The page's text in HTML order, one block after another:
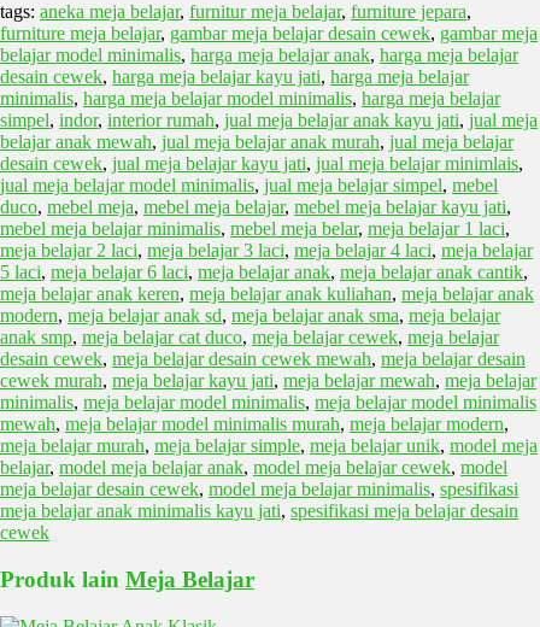
tags: aneka meja belajar, furnitur meja belajar, furniture jepara,
furniture meja belajar, gambar meja belajar desain cewek, gambar meja
belajar model minimalis, harga meja belajar anak, harga meja belajar
desain cewek, harga meja belajar kayu jati, harga meja belajar
minimalis, harga meja belajar model minimalis, harga meja belajar
simpel, indor, interior rumah, jual meja belajar anak kayu jati, jual meja
belajar anak mewah, jual meja belajar anak murah, jual meja belajar
desain cewek, jual meja belajar kayu jati, jual meja belajar minimlais,
jual meja belajar model minimalis, jual meja belajar simpel, mebel
duco, mebel meja, mebel meja belajar, mebel meja belajar kayu jati,
mebel meja belajar minimalis, mebel meja belar, meja belajar 1 laci,
meja belajar 2 laci, meja belajar 3 laci, meja belajar 4 laci, meja belajar
5 laci, meja belajar 6 laci, meja belajar anak, meja belajar anak cantik,
meja belajar anak keren, meja belajar anak kuliahan, meja belajar anak
modern, meja belajar anak sd, meja belajar anak sma, meja belajar
anak smp, meja belajar cat duco, meja belajar cewek, meja belajar
desain cewek, meja belajar desain cewek mewah, meja belajar desain
cewek murah, meja belajar kayu jati, meja belajar mewah, meja belajar
minimalis, meja belajar model minimalis, meja belajar model minimalis
mewah, meja belajar model minimalis murah, meja belajar modern,
meja belajar murah, meja belajar simple, meja belajar unik, model meja
belajar, model meja belajar anak, model meja belajar cewek, model
meja belajar desain cewek, model meja belajar minimalis, spesifikasi
meja belajar anak minimalis kayu jati, spesifikasi meja belajar desain
cewek
Produk lain Meja Belajar